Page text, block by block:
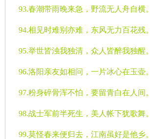
93.春潮带雨晚来急，野流无人舟自横。
94.相见时难别亦难，东风无力百花残。
95.举世皆浊我独清，众人皆醉我独醒。
96.洛阳亲友如相问，一片冰心在玉壶。
97.粉身碎骨浑不怕，要留青白在人间。
98.战士军前半死生，美人帐下犹歌舞。
99.莫怪春来便归去，江南虽好是他乡。